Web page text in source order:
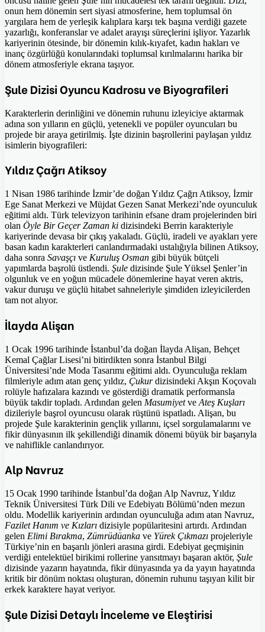
onun hem dönemin sert siyasi atmosferine, hem toplumsal ön
yargılara hem de yerleşik kalıplara karşı tek başına verdiği gazete
yazarlığı, konferanslar ve adalet arayışı süreçlerini işliyor. Yazarlık
kariyerinin ötesinde, bir dönemin kılık-kıyafet, kadın hakları ve
inanç özgürlüğü konularındaki toplumsal kırılmalarını harika bir
dönem atmosferiyle ekrana taşıyor.
Şule Dizisi Oyuncu Kadrosu ve Biyografileri
Karakterlerin derinliğini ve dönemin ruhunu izleyiciye aktarmak
adına son yılların en güçlü, yetenekli ve popüler oyuncuları bu
projede bir araya getirilmiş. İşte dizinin başrollerini paylaşan yıldız
isimlerin biyografileri:
Yıldız Çağrı Atiksoy
1 Nisan 1986 tarihinde İzmir’de doğan Yıldız Çağrı Atiksoy, İzmir
Ege Sanat Merkezi ve Müjdat Gezen Sanat Merkezi’nde oyunculuk
eğitimi aldı. Türk televizyon tarihinin efsane dram projelerinden biri
olan Öyle Bir Geçer Zaman ki dizisindeki Berrin karakteriyle
kariyerinde devasa bir çıkış yakaladı. Güçlü, iradeli ve ayakları yere
basan kadın karakterleri canlandırmadaki ustalığıyla bilinen Atiksoy,
daha sonra Savaşçı ve Kuruluş Osman gibi büyük bütçeli
yapımlarda başrolü üstlendi. Şule dizisinde Şule Yüksel Şenler’in
olgunluk ve en yoğun mücadele dönemlerine hayat veren aktris,
vakur duruşu ve güçlü hitabet sahneleriyle şimdiden izleyicilerden
tam not alıyor.
İlayda Alişan
1 Ocak 1996 tarihinde İstanbul’da doğan İlayda Alişan, Behçet
Kemal Çağlar Lisesi’ni bitirdikten sonra İstanbul Bilgi
Üniversitesi’nde Moda Tasarımı eğitimi aldı. Oyunculuğa reklam
filmleriyle adım atan genç yıldız, Çukurdizisindeki Akşın Koçovalı
rolüyle hafızalara kazındı ve gösterdiği dramatik performansla
büyük takdir topladı. Ardından gelen Masumiyetve Ateş Kuşları
dizileriyle başrol oyuncusu olarak rüştünü ispatladı. Alişan, bu
projede Şule karakterinin gençlik yıllarını, içsel sorgulamalarını ve
fikir dünyasının ilk şekillendiği dinamik dönemi büyük bir başarıyla
ve nahiflikle canlandırıyor.
Alp Navruz
15 Ocak 1990 tarihinde İstanbul’da doğan Alp Navruz, Yıldız
Teknik Üniversitesi Türk Dili ve Edebiyatı Bölümü’nden mezun
oldu. Modellik kariyerinin ardından oyunculuğa adım atan Navruz,
Fazilet Hanım ve Kızları dizisiyle popülaritesini artırdı. Ardından
gelen Elimi Bırakma, Zümrüdüanka ve Yürek Çıkmazı projeleriyle
Türkiye’nin en başarılı jönleri arasına girdi. Edebiyat geçmişinin
verdiği entelektüel birikimi rollerine yansıtmayı başaran aktör, Şule
dizisinde yazarın hayatında, fikir dünyasında ya da yayın hayatında
kritik bir dönüm noktası oluşturan, dönemin ruhunu taşıyan kilit bir
erkek karaktere hayat veriyor.
Şule Dizisi Detaylı İnceleme ve Eleştirisi